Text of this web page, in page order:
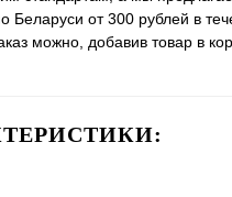
Беларуси от 300 рублей в
можно, добавив товар в